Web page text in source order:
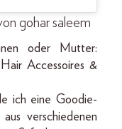
gohar saleem
oder Mutter:
Accessoires &
ich eine Goodie-
verschiedenen